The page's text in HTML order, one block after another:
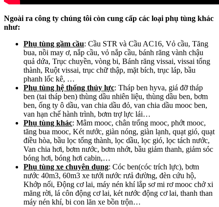
Ngoài ra công ty chúng tôi còn cung cấp các loại phụ tùng khác
như:
Phụ tùng gầm cầu: Cầu STR và Cầu AC16, Vỏ cầu, Tăng
bua, nồi may ơ, nắp cầu, vỏ nắp cầu, bánh răng vành chậu
quả dứa, Trục chuyền, vòng bi, Bánh răng vissai, vissai tổng
thành, Ruột vissai, trục chữ thập, mặt bích, trục láp, bầu
phanh lốc kê, …
Phụ tùng hệ thống thủy lực: Tháp ben hyva, giá đỡ tháp
ben (tai tháp ben) thùng dầu nhiên liệu, thùng dầu ben, bơm
ben, ống ty ô dầu, van chia dầu đỏ, van chia dầu mooc ben,
van hạn chế hành trình, bơm trợ lực lái…
Phụ tùng khác: Mâm mooc, chân trống mooc, phớt mooc,
tăng bua mooc, Két nước, giàn nóng, giàn lạnh, quạt gió, quạt
điều hòa, bầu lọc tổng thành, lọc dầu, lọc gió, lọc tách nước,
Van chia hơi, bơm nước, bơm nhớt, bầu giảm thanh, giảm sóc
bóng hơi, bóng hơi cabin,…
Phụ tùng xe chuyên dụng: Cóc ben(cóc trích lực), bơm
nước 40m3, 60m3 xe tưới nước rưả đường, đèn cứu hộ,
Khớp nối, Động cơ lai, máy nén khí lắp sơ mi rơ mooc chở xi
măng rời, lá côn động cơ lai, két nước động cơ lai, thanh than
máy nén khí, bi con lăn xe bồn trộn…